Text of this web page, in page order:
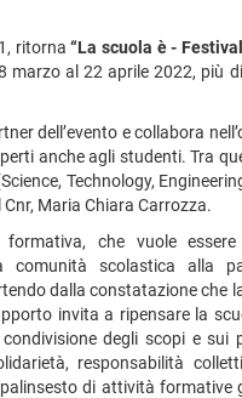
ritorna “La scuola è -
marzo al 22 aprile 2022, più
dell’evento e collabora
anche agli studenti. Tra
Technology,
Maria Chiara Carrozza.
che vuole
scolastica alla
dalla constatazione che
invita a ripensare la
degli scopi e
responsabilità
di attività formative